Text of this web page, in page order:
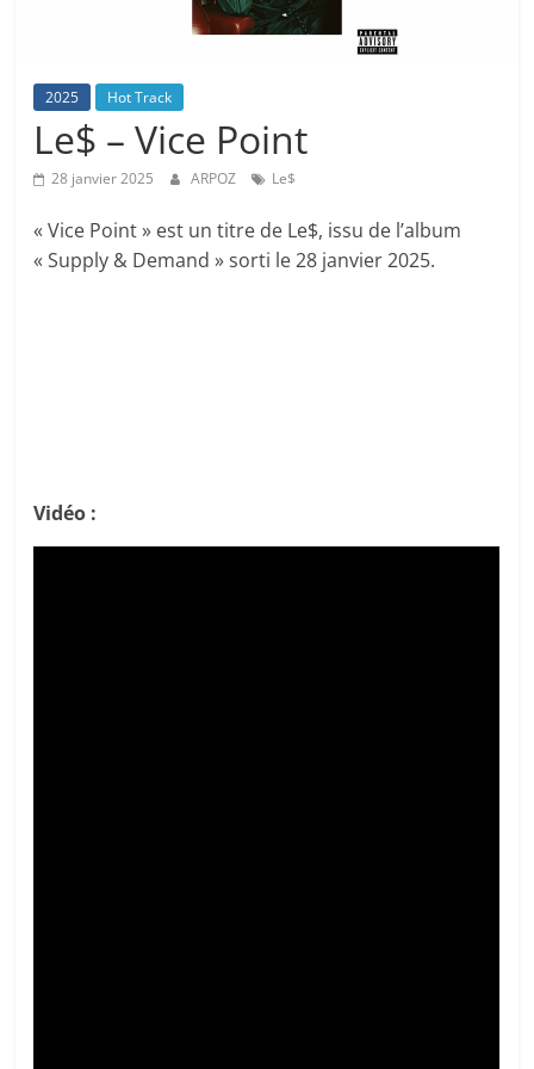
2025 Hot Track
Le$ – Vice Point
28 janvier 2025 ARPOZ Le$
« Vice Point » est un titre de Le$, issu de l’album
« Supply & Demand » sorti le 28 janvier 2025.
Vidéo :